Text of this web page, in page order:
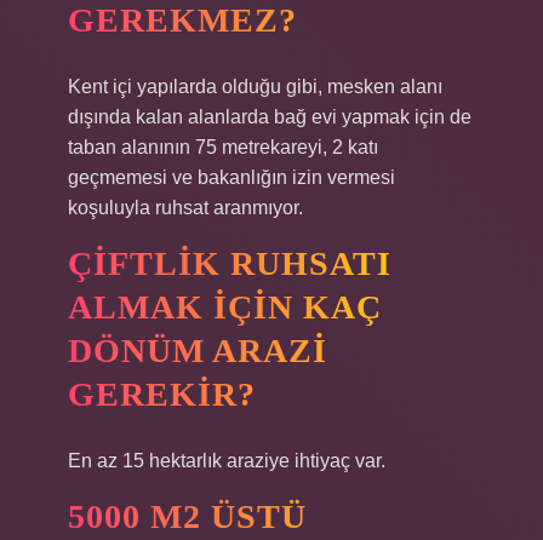
GEREKMEZ?
Kent içi yapılarda olduğu gibi, mesken alanı
dışında kalan alanlarda bağ evi yapmak için de
taban alanının 75 metrekareyi, 2 katı
geçmemesi ve bakanlığın izin vermesi
koşuluyla ruhsat aranmıyor.
ÇIFTLIK RUHSATI
ALMAK IÇIN KAÇ
DÖNÜM ARAZI
GEREKIR?
En az 15 hektarlık araziye ihtiyaç var.
5000 M2 ÜSTÜ